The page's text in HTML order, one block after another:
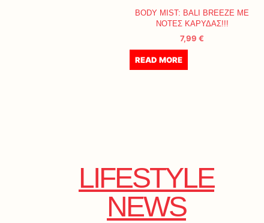
BODY MIST: BALI BREEZE ΜΕ
ΝΟΤΕΣ ΚΑΡΥΔΑΣ!!!
7,99€
READ MORE
LIFESTYLE
NEWS